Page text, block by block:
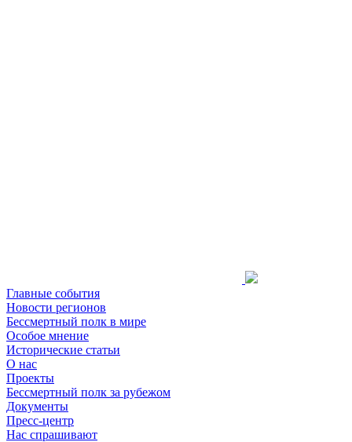
Главные события
Новости регионов
Бессмертный полк в мире
Особое мнение
Исторические статьи
О нас
Проекты
Бессмертный полк за рубежом
Документы
Пресс-центр
Нас спрашивают